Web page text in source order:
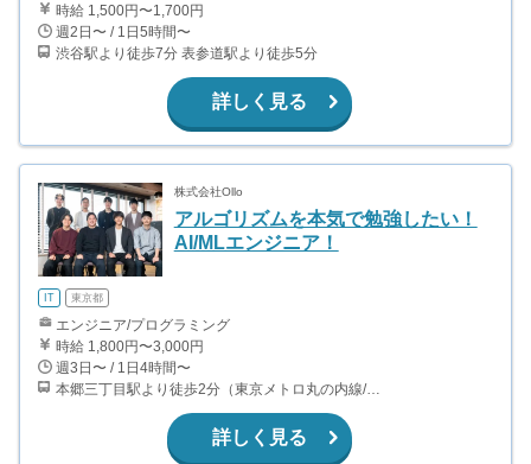
時給 1,500円〜1,700円
週2日〜 / 1日5時間〜
渋谷駅より徒歩7分 表参道駅より徒歩5分
詳しく見る
株式会社Ollo
アルゴリズムを本気で勉強したい！
AI/MLエンジニア！
IT 東京都
エンジニア/プログラミング
時給 1,800円〜3,000円
週3日〜 / 1日4時間〜
本郷三丁目駅より徒歩2分（東京メトロ丸の内線/都営地下鉄大江戸線）
詳しく見る